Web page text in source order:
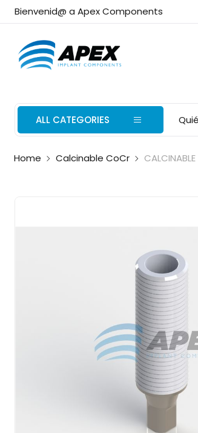
Bienvenid@ a Apex Components
ALL CATEGORIES
Home Calcinable CoCr